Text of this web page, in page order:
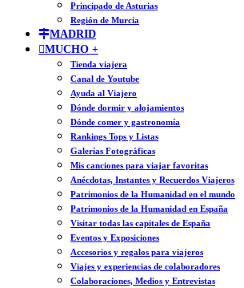
Principado de Asturias
Región de Murcia
MADRID
MUCHO +
Tienda viajera
Canal de Youtube
Ayuda al Viajero
Dónde dormir y alojamientos
Dónde comer y gastronomía
Rankings Tops y Listas
Galerías Fotográficas
Mis canciones para viajar favoritas
Anécdotas, Instantes y Recuerdos Viajeros
Patrimonios de la Humanidad en el mundo
Patrimonios de la Humanidad en España
Visitar todas las capitales de España
Eventos y Exposiciones
Accesorios y regalos para viajeros
Viajes y experiencias de colaboradores
Colaboraciones, Medios y Entrevistas